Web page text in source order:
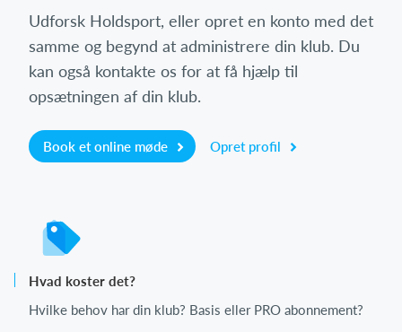
Udforsk Holdsport, eller opret en konto med det
samme og begynd at administrere din klub. Du
kan også kontakte os for at få hjælp til
opsætningen af din klub.
Book et online møde Opret profil
Hvad koster det?
Hvilke behov har din klub? Basis eller PRO abonnement?